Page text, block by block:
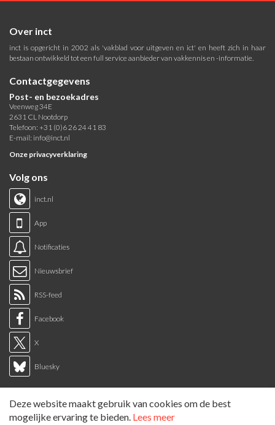
Over inct
inct is opgericht in 2002 als 'vakblad voor uitgeven en ict' en heeft zich in haar
bestaan ontwikkeld tot een full service aanbieder van vakkennis en -informatie.
Contactgegevens
Post- en bezoekadres
Veenweg 34E
2631 CL Nootdorp
Telefoon: +31 (0)6 26 24 41 83
E-mail: info@inct.nl
Onze privacyverklaring
Volg ons
inct.nl
App
Notificaties
Nieuwsbrief
RSS-feed
Facebook
X
Bluesky
Sitemap
Deze website maakt gebruik van cookies om de best
mogelijke ervaring te bieden. Lees meer